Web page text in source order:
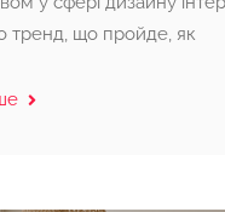
тренд, що пройде, як